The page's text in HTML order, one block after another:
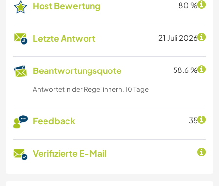
Host Bewertung 80 %
Letzte Antwort 21 Juli 2026
Beantwortungsquote 58.6 %
Antwortet in der Regel innerh. 10 Tage
Feedback 35
Verifizierte E-Mail